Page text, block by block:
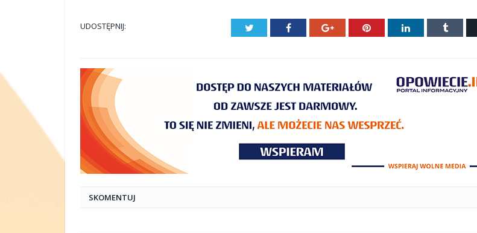
UDOSTĘPNIJ: Twitter Facebook Google+ Pinterest LinkedIn Tumblr
SKOMENTUJ